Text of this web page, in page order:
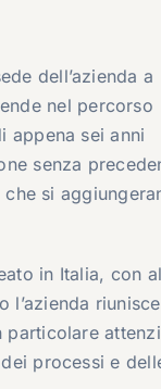
dell’azienda a
nel percorso
appena sei anni
senza
si
in Italia, con
l’azienda riunisce
processi e